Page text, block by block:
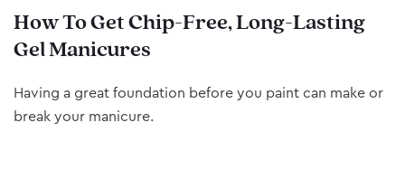
How To Get Chip-Free, Long-Lasting
Gel Manicures
Having a great foundation before you paint can make or
break your manicure.